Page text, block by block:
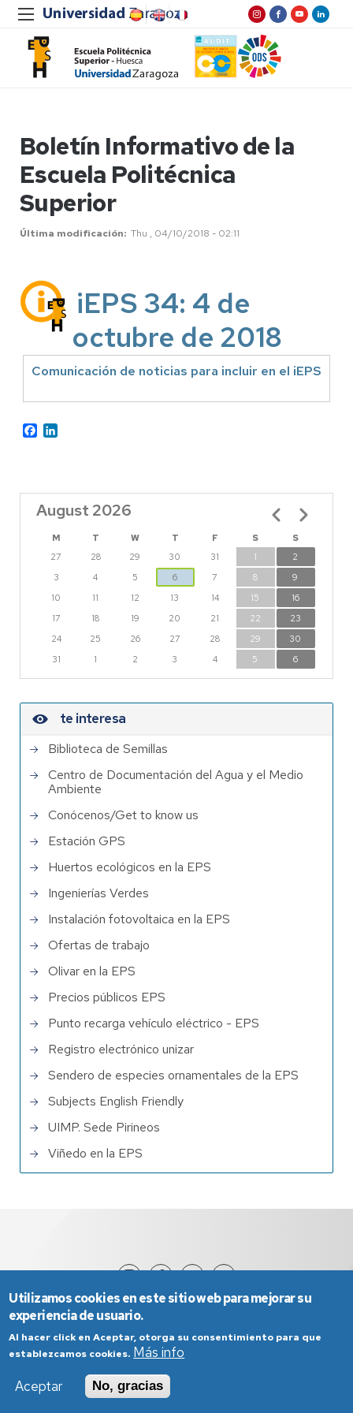
Boletín Informativo de la
Escuela Politécnica
Superior
Última modificación Thu , 04/10/2018 - 02:11
iEPS 34: 4 de
octubre de 2018
Comunicación de noticias para incluir en el iEPS
Facebook
August 2026
M T W T F S
S
27
28 29 30 31 1
2
3
4 5 6 7 8
9
10
11 12 13 14 15
16
17
18 19 20 21 22
23
24
25 26 27 28 29
30
31
1 2 3 4 5 6
Pagination
te interesa
Biblioteca de Semillas
Centro de Documentación del Agua y el Medio
Ambiente
Conócenos/Get to know us
Estación GPS
Huertos ecológicos en la EPS
Ingenierías Verdes
Instalación fotovoltaica en la EPS
Ofertas de trabajo
Olivar en la EPS
Precios públicos EPS
Punto recarga vehículo eléctrico - EPS
Registro electrónico unizar
Sendero de especies ornamentales de la EPS
Subjects English Friendly
UIMP. Sede Pirineos
Viñedo en la EPS
Aviso Legal
Condiciones generales de uso
Política de Privacidad
Utilizamos cookies en este sitio web para mejorar su
experiencia de usuario.
Al hacer click en Aceptar, otorga su consentimiento para que
establezcamos cookies. Más info
Aceptar
No, gracias